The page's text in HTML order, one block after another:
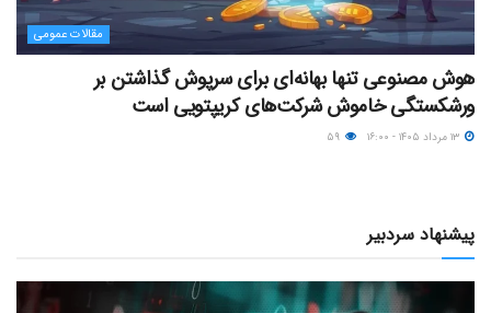
مقالات عمومی
هوش مصنوعی تنها بهانه‌ای برای سرپوش گذاشتن بر
ورشکستگی خاموش شرکت‌های کریپتویی است
پیشنهاد سردبیر